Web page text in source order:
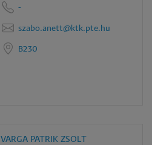
-
szabo.anett@ktk.pte.hu
B230
VARGA PATRIK ZSOLT